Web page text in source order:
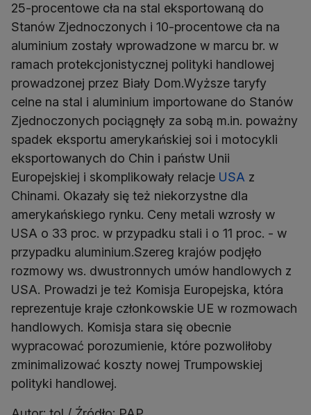
25-procentowe cła na stal eksportowaną do
Stanów Zjednoczonych i 10-procentowe cła na
aluminium zostały wprowadzone w marcu br. w
ramach protekcjonistycznej polityki handlowej
prowadzonej przez Biały Dom.Wyższe taryfy
celne na stal i aluminium importowane do Stanów
Zjednoczonych pociągnęły za sobą m.in. poważny
spadek eksportu amerykańskiej soi i motocykli
eksportowanych do Chin i państw Unii
Europejskiej i skomplikowały relacje USA z
Chinami. Okazały się też niekorzystne dla
amerykańskiego rynku. Ceny metali wzrosły w
USA o 33 proc. w przypadku stali i o 11 proc. - w
przypadku aluminium.Szereg krajów podjęło
rozmowy ws. dwustronnych umów handlowych z
USA. Prowadzi je też Komisja Europejska, która
reprezentuje kraje członkowskie UE w rozmowach
handlowych. Komisja stara się obecnie
wypracować porozumienie, które pozwoliłoby
zminimalizować koszty nowej Trumpowskiej
polityki handlowej.